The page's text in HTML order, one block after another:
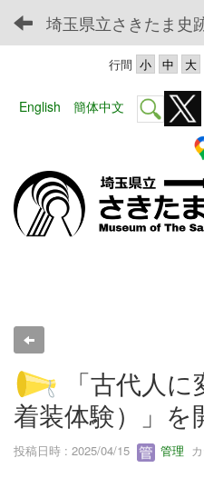
埼玉県立さきたま史
行間
English 簡体中文
「古代人
着装体験）」を
投稿日時 : 2025/04/15 管理